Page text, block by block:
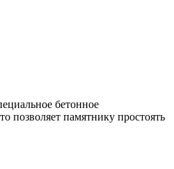
бетонное
позволяет памятнику простоять